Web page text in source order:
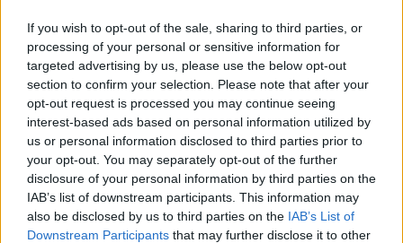
If you wish to opt-out of the sale, sharing to third parties, or
processing of your personal or sensitive information for
targeted advertising by us, please use the below opt-out
section to confirm your selection. Please note that after your
opt-out request is processed you may continue seeing
interest-based ads based on personal information utilized by
us or personal information disclosed to third parties prior to
your opt-out. You may separately opt-out of the further
disclosure of your personal information by third parties on the
IAB’s list of downstream participants. This information may
also be disclosed by us to third parties on the IAB’s List of
Downstream Participants that may further disclose it to other